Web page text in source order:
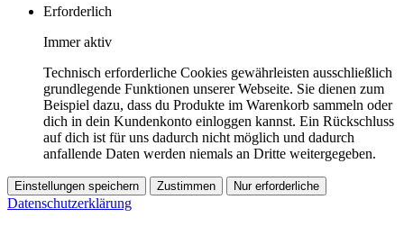
Erforderlich
Immer aktiv
Technisch erforderliche Cookies gewährleisten ausschließlich
grundlegende Funktionen unserer Webseite. Sie dienen zum
Beispiel dazu, dass du Produkte im Warenkorb sammeln oder
dich in dein Kundenkonto einloggen kannst. Ein Rückschluss
auf dich ist für uns dadurch nicht möglich und dadurch
anfallende Daten werden niemals an Dritte weitergegeben.
Einstellungen speichern Zustimmen Nur erforderliche
Datenschutzerklärung